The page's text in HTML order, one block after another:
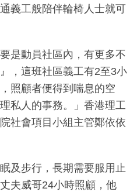
義工般陪伴輪椅人士就可
是動員社區內，有更多不
，這班社區義工有2至3小
照顧者便得到喘息的空
私人的事務。」香港理工
社會項目小組主管鄭依依
及步行，長期需要服用止
夫威哥24小時照顧，他